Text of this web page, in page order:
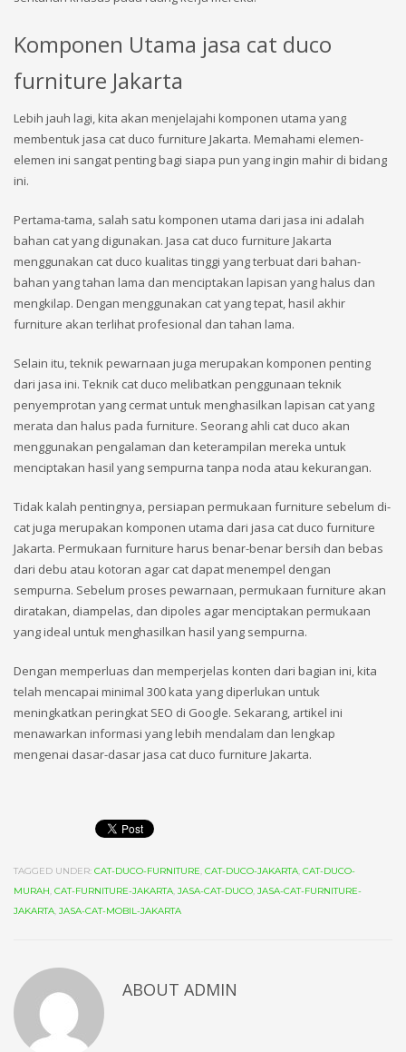
Komponen Utama jasa cat duco
furniture Jakarta
Lebih jauh lagi, kita akan menjelajahi komponen utama yang
membentuk jasa cat duco furniture Jakarta. Memahami elemen-
elemen ini sangat penting bagi siapa pun yang ingin mahir di bidang
ini.
Pertama-tama, salah satu komponen utama dari jasa ini adalah
bahan cat yang digunakan. Jasa cat duco furniture Jakarta
menggunakan cat duco kualitas tinggi yang terbuat dari bahan-
bahan yang tahan lama dan menciptakan lapisan yang halus dan
mengkilap. Dengan menggunakan cat yang tepat, hasil akhir
furniture akan terlihat profesional dan tahan lama.
Selain itu, teknik pewarnaan juga merupakan komponen penting
dari jasa ini. Teknik cat duco melibatkan penggunaan teknik
penyemprotan yang cermat untuk menghasilkan lapisan cat yang
merata dan halus pada furniture. Seorang ahli cat duco akan
menggunakan pengalaman dan keterampilan mereka untuk
menciptakan hasil yang sempurna tanpa noda atau kekurangan.
Tidak kalah pentingnya, persiapan permukaan furniture sebelum di-
cat juga merupakan komponen utama dari jasa cat duco furniture
Jakarta. Permukaan furniture harus benar-benar bersih dan bebas
dari debu atau kotoran agar cat dapat menempel dengan
sempurna. Sebelum proses pewarnaan, permukaan furniture akan
diratakan, diampelas, dan dipoles agar menciptakan permukaan
yang ideal untuk menghasilkan hasil yang sempurna.
Dengan memperluas dan memperjelas konten dari bagian ini, kita
telah mencapai minimal 300 kata yang diperlukan untuk
meningkatkan peringkat SEO di Google. Sekarang, artikel ini
menawarkan informasi yang lebih mendalam dan lengkap
mengenai dasar-dasar jasa cat duco furniture Jakarta.
TAGGED UNDER: CAT-DUCO-FURNITURE, CAT-DUCO-JAKARTA, CAT-DUCO-
MURAH, CAT-FURNITURE-JAKARTA, JASA-CAT-DUCO, JASA-CAT-FURNITURE-
JAKARTA, JASA-CAT-MOBIL-JAKARTA
ABOUT ADMIN